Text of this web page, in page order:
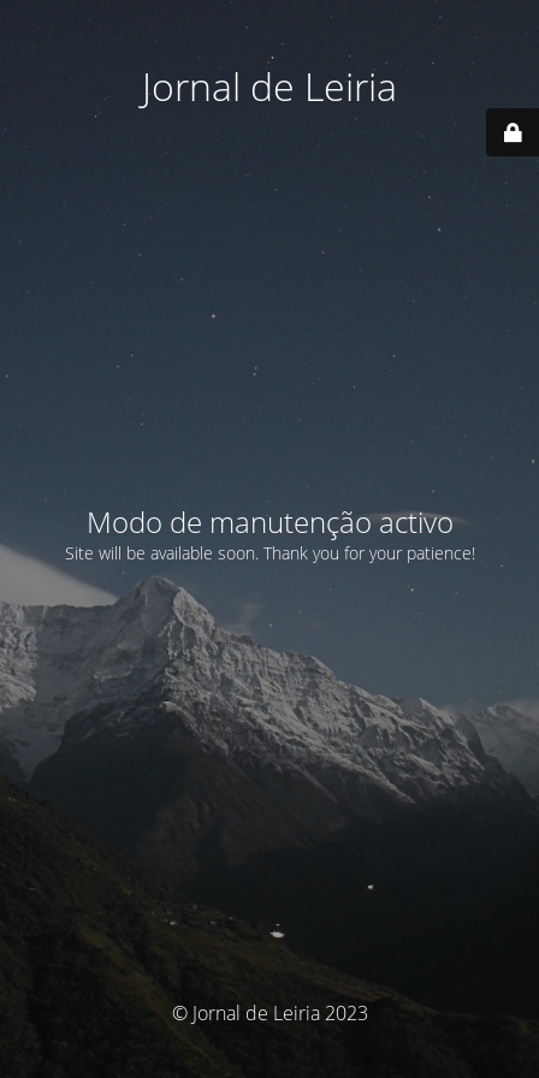
Jornal de Leiria
Modo de manutenção activo
Site will be available soon. Thank you for your patience!
© Jornal de Leiria 2023